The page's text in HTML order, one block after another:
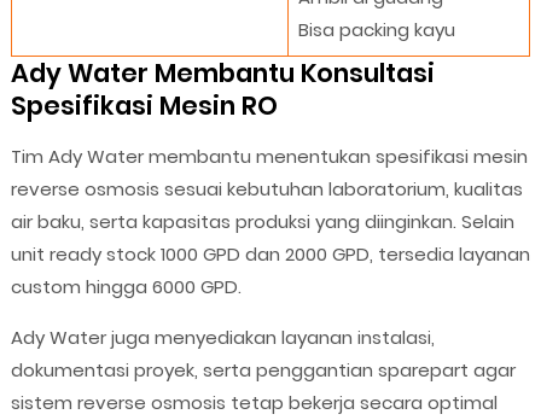
Bisa packing kayu
Ady Water Membantu Konsultasi
Spesifikasi Mesin RO
Tim Ady Water membantu menentukan spesifikasi mesin
reverse osmosis sesuai kebutuhan laboratorium, kualitas
air baku, serta kapasitas produksi yang diinginkan. Selain
unit ready stock 1000 GPD dan 2000 GPD, tersedia layanan
custom hingga 6000 GPD.
Ady Water juga menyediakan layanan instalasi,
dokumentasi proyek, serta penggantian sparepart agar
sistem reverse osmosis tetap bekerja secara optimal